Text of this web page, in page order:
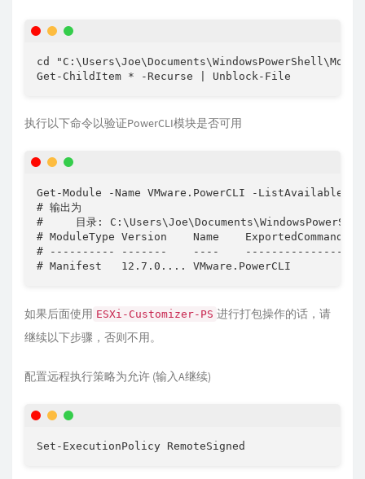
cd
Get-ChildItem * -Recurse | Unblock-File
执行以下命令以验证PowerCLI模块是否可用
Get-Module -Name VMware.PowerCLI -ListAvailable
# 输出为
#     目录:
# ModuleType Version    Name    ExportedCommands
# ---------- -------    ----    ----------------
# Manifest   12.7.0.... VMware.PowerCLI
如果后面使用 ESXi-Customizer-PS 进行打包操作的话，请
继续以下步骤，否则不用。
配置远程执行策略为允许 (输入A继续)
Set-ExecutionPolicy RemoteSigned